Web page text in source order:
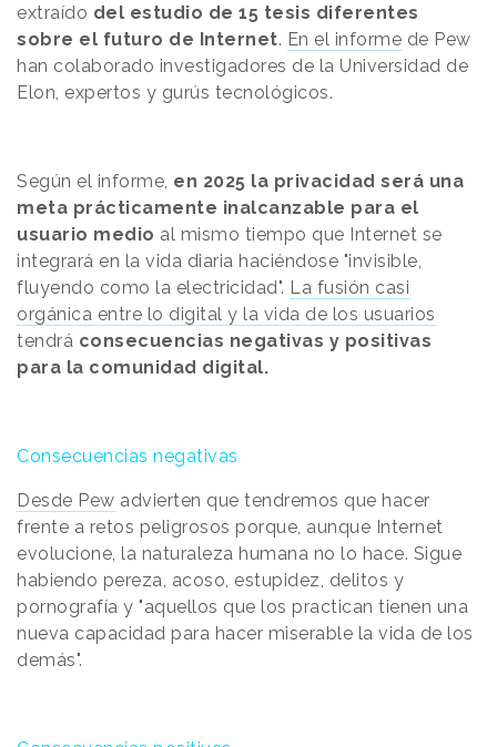
extraído del estudio de 15 tesis diferentes
sobre el futuro de Internet. En el informe de Pew
han colaborado investigadores de la Universidad de
Elon, expertos y gurús tecnológicos.
Según el informe, en 2025 la privacidad será una
meta prácticamente inalcanzable para el
usuario medio al mismo tiempo que Internet se
integrará en la vida diaria haciéndose "invisible,
fluyendo como la electricidad". La fusión casi
orgánica entre lo digital y la vida de los usuarios
tendrá consecuencias negativas y positivas
para la comunidad digital.
Consecuencias negativas
Desde Pew advierten que tendremos que hacer
frente a retos peligrosos porque, aunque Internet
evolucione, la naturaleza humana no lo hace. Sigue
habiendo pereza, acoso, estupidez, delitos y
pornografía y "aquellos que los practican tienen una
nueva capacidad para hacer miserable la vida de los
demás".